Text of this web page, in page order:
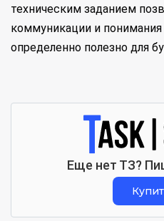
техническим заданием
коммуникации и понимания
определенно полезно для
Еще нет ТЗ?